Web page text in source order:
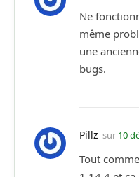
Ne
même
une
bugs.
Pillz sur 10
Tout